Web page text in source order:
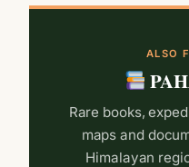
ALSO
Rare books,
maps and
Himalayan